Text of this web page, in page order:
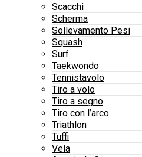
Scacchi
Scherma
Sollevamento Pesi
Squash
Surf
Taekwondo
Tennistavolo
Tiro a volo
Tiro a segno
Tiro con l’arco
Triathlon
Tuffi
Vela